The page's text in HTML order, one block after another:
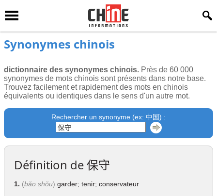
Synonymes chinois
dictionnaire des synonymes chinois. Près de 60 000
synonymes de mots chinois sont présents dans notre base.
Trouvez facilement et rapidement des mots en chinois
équivalents ou identiques dans le sens d'un autre mot.
Rechercher un synonyme (ex: 中国) :
Définition de保守
1. (bǎo shǒu) garder; tenir; conservateur